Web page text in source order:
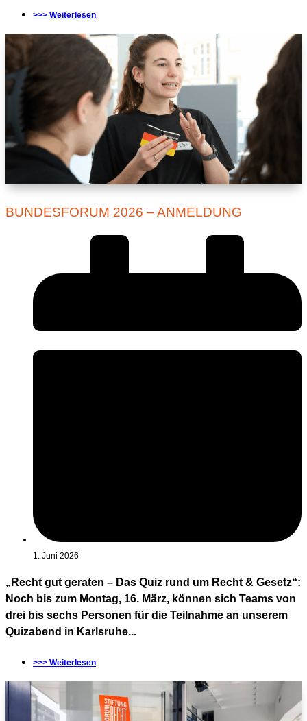
>>> Weiterlesen
BUNDESFORUM 2026 – ANMELDUNG
1. Juni 2026
„Recht gut geraten – Das Quiz rund um Recht & Gesetz“:
Noch bis zum Montag, 16. März, können sich Teams von
drei bis sechs Personen für die Teilnahme an unserem
Quizabend in Karlsruhe...
>>> Weiterlesen